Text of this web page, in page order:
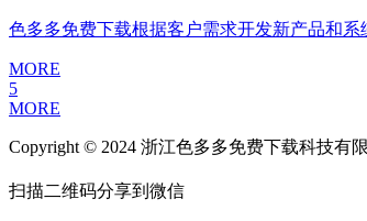
色多多免费下载根据客户需求开发新产品和系统
MORE
5
MORE
Copyright © 2024 浙江色多多免费下载科技有
扫描二维码分享到微信